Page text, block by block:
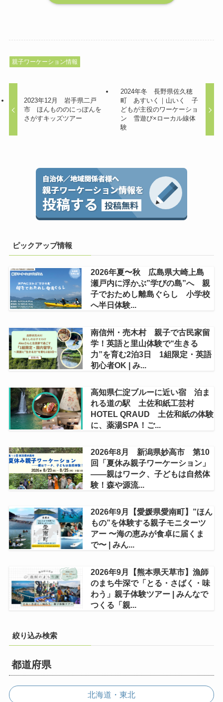
親子ワーケーション情報
2023年12月 岩手県二戸
市 ほんもののにっぽんを
さがすキッズツアー
2024年冬 長野県佐久穂
町 あすいく｜山いく 子
どもが主役のワーケーショ
ン 雪遊び×ローカル線体
験
ピックアップ情報
2026年夏〜秋 広島県大崎上島
瀬戸内に浮かぶ”学びの島”へ 親
子でおためし離島ぐらし 小学校
へ半日体験...
南信州・売木村 親子で古民家留
学！英語と里山体験で“生きる
力”を育む2泊3日 1組限定・英語
初心者OK | み...
高知県仁淀ブルーに近い宿 泊ま
れる道の駅 土佐和紙工芸村
HOTEL QRAUD 土佐和紙の体験
に、薬湯SPA！ご...
2026年8月 新潟県妙高市 第10
回「夏休み親子ワーケーション」
——親はワーク、子どもは自然体
験！森や源流...
2026年9月【愛媛県愛南町】”ほん
もの”を体験する親子モニターツ
アー 〜海の恵みが食卓に届くま
で〜 | みん...
2026年9月【熊本県天草市】漁師
のまち牛深で「とる・さばく・味
わう」親子体験ツアー | みんなで
つくる「親...
絞り込み検索
都道府県
北海道・東北